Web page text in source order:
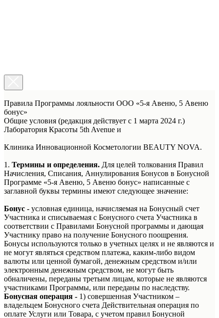
Правила Программы лояльности ООО «5-я Авеню, 5 Авеню
бонус»
Общие условия (редакция действует с 1 марта 2024 г.)
Лаборатория Красоты 5th Avenue и
Клиника Инновационной Косметологии BEAUTY NOVA.
1. Термины и определения. Для целей толкования Правил
Начисления, Списания, Аннулирования Бонусов в Бонусной
Программе «5-я Авеню, 5 Авеню бонус» написанные с
заглавной буквы термины имеют следующее значение:
Бонус - условная единица, начисляемая на Бонусный счет
Участника и списываемая с Бонусного счета Участника в
соответствии с Правилами Бонусной программы и дающая
Участнику право на получение Бонусного поощрения.
Бонусы используются только в учетных целях и не являются и
не могут являться средством платежа, каким-либо видом
валюты или ценной бумагой, денежным средством и/или
электронным денежным средством, не могут быть
обналичены, переданы третьим лицам, которые не являются
участниками Программы, или переданы по наследству.
Бонусная операция - 1) совершенная Участником –
владельцем Бонусного счета Действительная операция по
оплате Услуги или Товара, с учетом правил Бонусной